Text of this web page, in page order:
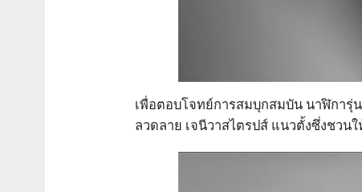
เพื่อตอบโจทย์การสมบุกสมบัน นาฬิการุ่
ลวดลาย เจนีวาสไตรปส์ แนวตั้งซึ่งชวนใ